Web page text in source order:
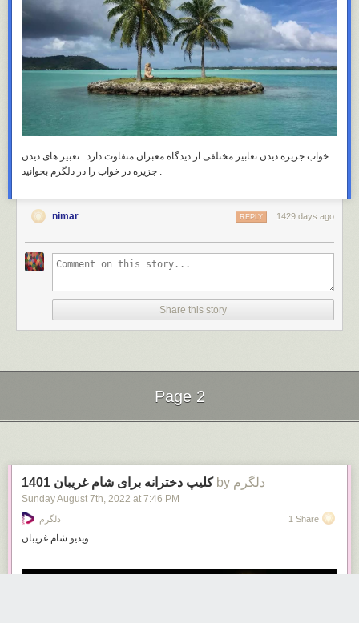
خواب جزیره دیدن تعابیر مختلفی از دیدگاه معبران متفاوت دارد . تعبیر های دیدن
nimar 1429 days ago
REPLY
Share this story
Next Page of Stories
Loading...
Page 2
کلیپ دخترانه برای شام غریبان 1401 by دلگرم
Sunday August 7th , 2022 at 7:46 PM
دلگرم 1 Share
ویدیو شام غریبان